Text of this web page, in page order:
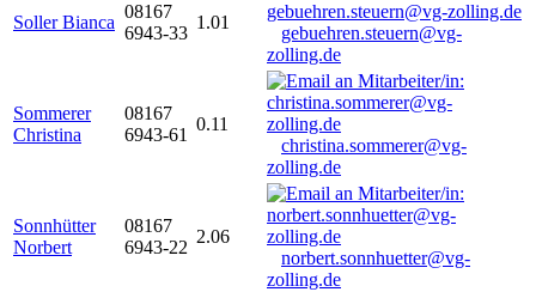
Soller Bianca
08167
6943-33
1.01
gebuehren.steuern@vg-
zolling.de
Sommerer
Christina
08167
6943-61
0.11
christina.sommerer@vg-
zolling.de
Sonnhütter
Norbert
08167
6943-22
2.06
norbert.sonnhuetter@vg-
zolling.de